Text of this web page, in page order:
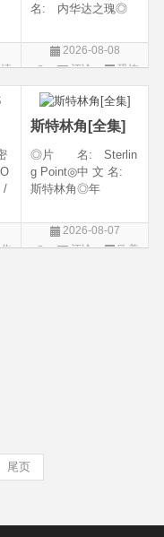
名: 内华达之瑰◎
玫瑰 / 英伦转生号
(港) / 谜航(台)◎年
地: 英国◎类
别: 剧情 / 恐
2026-08-08
评论
恐怖
片
/
斯特林角[全集]
◎片 名: Sterlin
g Point◎中 文 名:
斯特林角◎年
地: 美国◎类
别: 剧情◎语
2026-08-07
评论
欧美
尾页